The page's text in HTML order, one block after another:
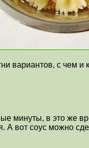
вариантов, с чем
минуты, в это же
вот соус можно